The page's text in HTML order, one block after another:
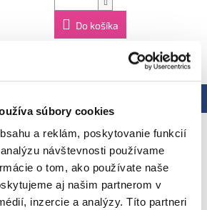
súbory cookies
a reklám, poskytovanie funkcií
návštevnosti používame
o tom, ako používate naše
aj našim partnerom v
inzercie a analýzy. Títo partneri
Do košíka
popis
výživa z BIO
v Estónsku